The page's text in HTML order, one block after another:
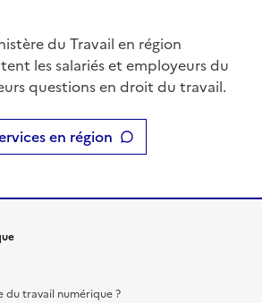
du Travail en région
les salariés et employeurs du
questions en droit du travail.
en région
du travail numérique ?